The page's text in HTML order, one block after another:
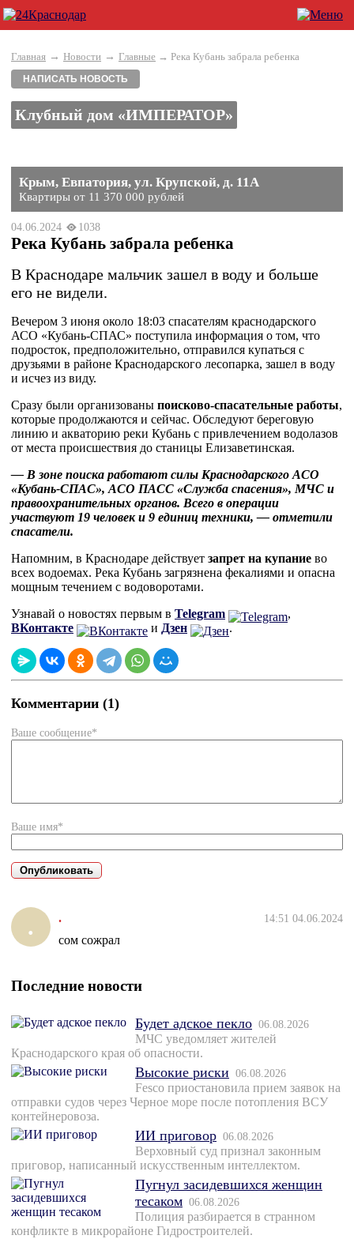
Главная → Новости → Главные → Река Кубань забрала ребенка
НАПИСАТЬ НОВОСТЬ
Клубный дом «ИМПЕРАТОР»
Крым, Евпатория, ул. Крупской, д. 11А
Квартиры от 11 370 000 рублей
04.06.2024 1038
Река Кубань забрала ребенка
В Краснодаре мальчик зашел в воду и больше
его не видели.
Вечером 3 июня около 18:03 спасателям краснодарского
АСО «Кубань-СПАС» поступила информация о том, что
подросток, предположительно, отправился купаться с
друзьями в районе Краснодарского лесопарка, зашел в воду
и исчез из виду.
Сразу были организованы поисково-спасательные работы,
которые продолжаются и сейчас. Обследуют береговую
линию и акваторию реки Кубань с привлечением водолазов
от места происшествия до станицы Елизаветинская.
— В зоне поиска работают силы Краснодарского АСО
«Кубань-СПАС», АСО ПАСС «Служба спасения», МЧС и
правоохранительных органов. Всего в операции
участвуют 19 человек и 9 единиц техники, — отметили
спасатели.
Напомним, в Краснодаре действует запрет на купание во
всех водоемах. Река Кубань загрязнена фекалиями и опасна
мощным течением с водоворотами.
Узнавай о новостях первым в Telegram
,
ВКонтакте
и Дзен .
Комментарии (1)
Ваше сообщение*
Ваше имя*
. . 14:51 04.06.2024
сом сожрал
Последние новости
Будет адское пекло 06.08.2026
МЧС уведомляет жителей
Краснодарского края об опасности.
Высокие риски 06.08.2026
Fesco приостановила прием заявок на
отправки судов через Черное море после потопления ВСУ
контейнеровоза.
ИИ приговор 06.08.2026
Верховный суд признал законным
приговор, написанный искусственным интеллектом.
Пугнул засидевшихся женщин
тесаком 06.08.2026
Полиция разбирается в странном
конфликте в микрорайоне Гидростроителей.